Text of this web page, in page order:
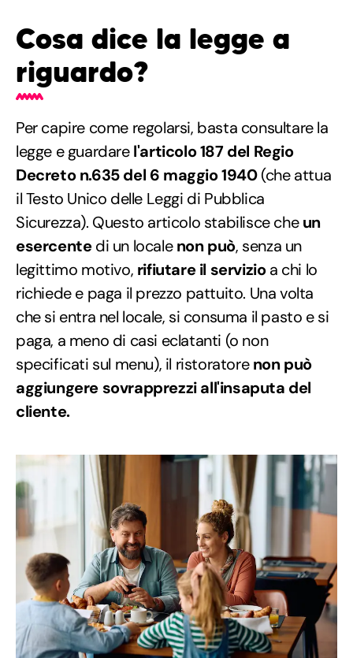
Cosa dice la legge a
riguardo?
Per capire come regolarsi, basta consultare la
legge e guardarel'articolo 187 del Regio
Decreto n.635 del 6 maggio 1940(che attua
il Testo Unico delle Leggi di Pubblica
Sicurezza). Questo articolo stabilisce cheun
esercentedi un localenon può, senza un
legittimo motivo, rifiutare il servizioa chi lo
richiede e paga il prezzo pattuito. Una volta
che si entra nel locale, si consuma il pasto e si
paga, a meno di casi eclatanti (o non
specificati sul menu), il ristoratorenon può
aggiungere sovrapprezzi all'insaputa del
cliente.